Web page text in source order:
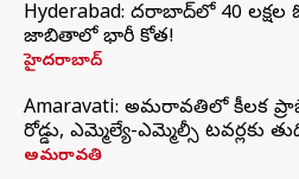
Hyderabad: హైదరాబాద్‌లో 40 లక్షల
జాబితాలో భారీ కోత!
హైదరాబాద్
Amaravati: అమరావతిలో కీలక
రోడ్డు, ఎమ్మెల్యే-ఎమ్మెల్సీ టవర్లకు
అమరావతి